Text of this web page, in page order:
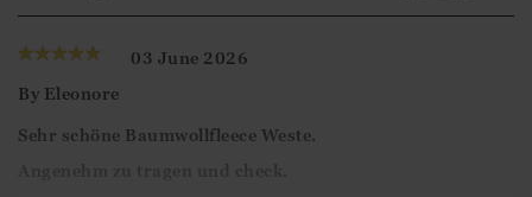
03 June 2026
By Eleonore
Sehr schöne Baumwollfleece Weste.